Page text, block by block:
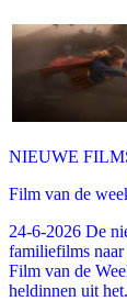
NIEUWE
Film van de
24-6-2026 De
familiefilms
Film van de
heldinnen uit